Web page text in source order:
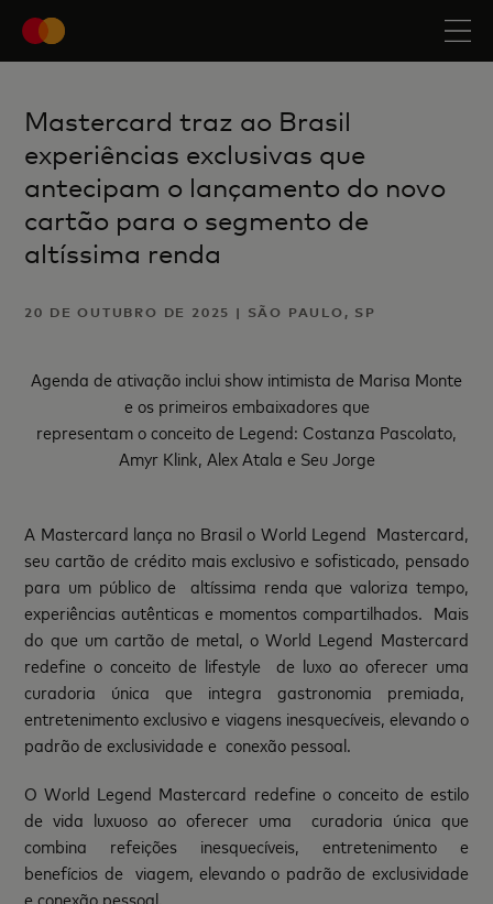
Mastercard traz ao Brasil
experiências exclusivas que
antecipam o lançamento do novo
cartão para o segmento de
altíssima renda
20 DE OUTUBRO DE 2025 | SÃO PAULO, SP
Agenda de ativação inclui show intimista de Marisa Monte
e os primeiros embaixadores que
representam o conceito de Legend: Costanza Pascolato,
Amyr Klink, Alex Atala e Seu Jorge
A Mastercard lança no Brasil o World Legend Mastercard,
seu cartão de crédito mais exclusivo e sofisticado, pensado
para um público de altíssima renda que valoriza tempo,
experiências autênticas e momentos compartilhados. Mais
do que um cartão de metal, o World Legend Mastercard
redefine o conceito de lifestyle de luxo ao oferecer uma
curadoria única que integra gastronomia premiada,
entretenimento exclusivo e viagens inesquecíveis, elevando o
padrão de exclusividade e conexão pessoal.
O World Legend Mastercard redefine o conceito de estilo
de vida luxuoso ao oferecer uma curadoria única que
combina refeições inesquecíveis, entretenimento e
benefícios de viagem, elevando o padrão de exclusividade
e conexão pessoal.